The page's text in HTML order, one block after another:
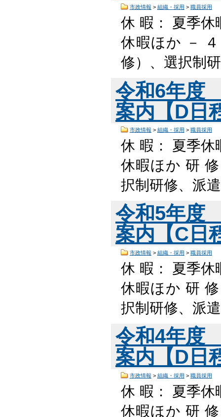
市政情報 > 組織・採用 > 職員採用
休 暇： 夏季休
休暇ほか －
修）、選択制
令和6年度
案内【D日
市政情報 > 組織・採用 > 職員採用
休 暇： 夏季休
休暇ほか 研
択制研修、派
令和5年度
案内【C日
市政情報 > 組織・採用 > 職員採用
休 暇： 夏季休
休暇ほか 研
択制研修、派
令和4年度
案内【D日
市政情報 > 組織・採用 > 職員採用
休 暇： 夏季休
休暇ほか 研